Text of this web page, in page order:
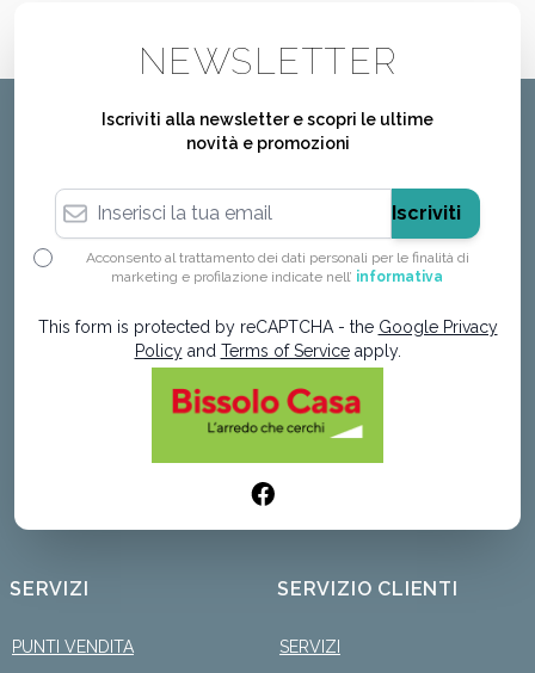
SERVIZI
PUNTI VENDITA
SERVIZIO CLIENTI
SERVIZI
NEWSLETTER
Iscriviti alla newsletter e scopri le ultime
novità e promozioni
Indirizzo email
Iscriviti
Acconsento al trattamento dei dati personali per le finalità di
marketing e profilazione indicate nell’ informativa
This form is protected by reCAPTCHA - the Google Privacy
Policyand Terms of Serviceapply.